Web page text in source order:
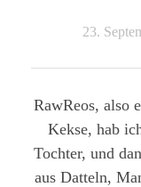
23.
RawReos, also
Kekse, hab
Tochter, und
aus Datteln,